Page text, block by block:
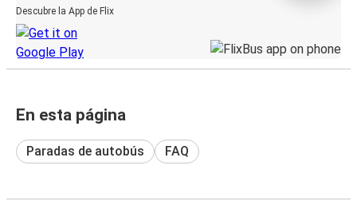
Descubre la App de Flix
En esta página
Paradas de autobús FAQ